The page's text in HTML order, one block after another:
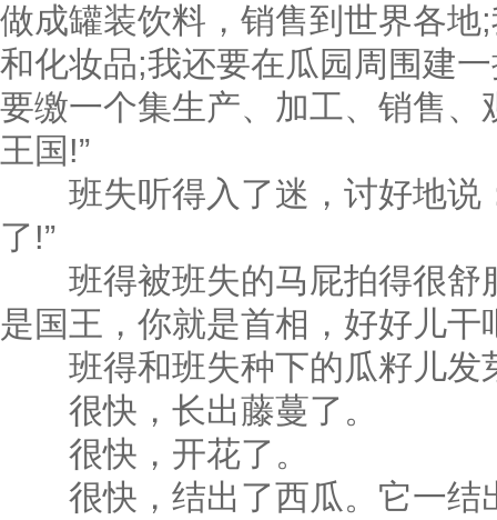
做成罐装饮料，销售到世界各
和化妆品;我还要在瓜园周围建
要缴一个集生产、加工、销售
王国!”
班失听得入了迷，讨好地说
了!”
班得被班失的马屁拍得很舒
是国王，你就是首相，好好儿干
班得和班失种下的瓜籽儿发
很快，长出藤蔓了。
很快，开花了。
很快，结出了西瓜。它一结